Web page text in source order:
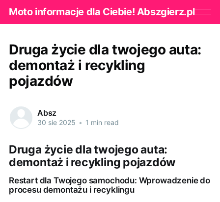
Moto informacje dla Ciebie! Abszgierz.pl
Druga życie dla twojego auta:
demontaż i recykling
pojazdów
Absz
30 sie 2025 • 1 min read
Druga życie dla twojego auta:
demontaż i recykling pojazdów
Restart dla Twojego samochodu: Wprowadzenie do
procesu demontażu i recyklingu